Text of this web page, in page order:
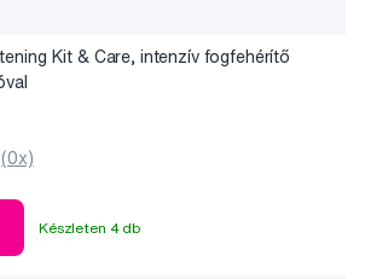
Kit & Care, intenzív fogfehérítő
(0x)
Készleten 4 db